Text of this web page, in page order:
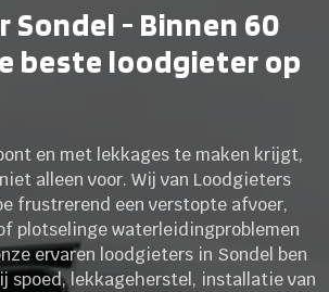
Sondel - Binnen 60
beste loodgieter op
en met lekkages te maken krijgt,
alleen voor. Wij van Loodgieters
frustrerend een verstopte afvoer,
plotselinge waterleidingproblemen
ervaren loodgieters in Sondel ben
spoed, lekkageherstel, installatie van